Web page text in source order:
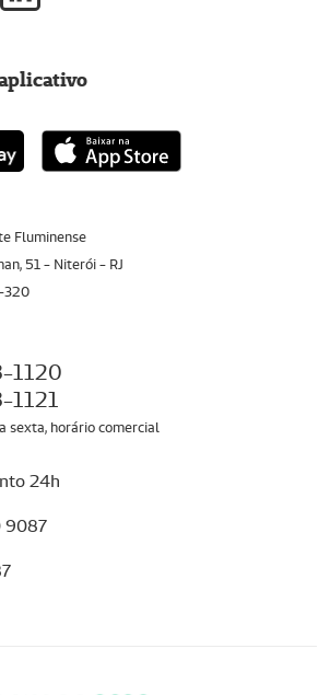
Fluminense
51 - Niterói - RJ
320
1120
1121
sexta, horário comercial
24h
9087